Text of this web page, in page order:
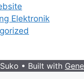
Elektronik
• Built with